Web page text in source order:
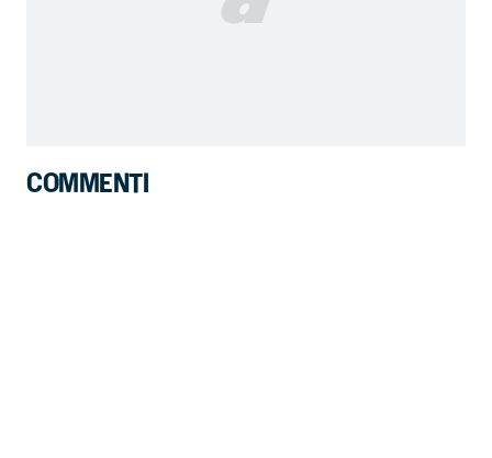
COMMENTI